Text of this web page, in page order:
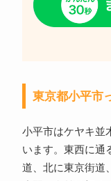
東京都小平市
小平市はケヤキ並
います。東西に通
道、北に東京街道